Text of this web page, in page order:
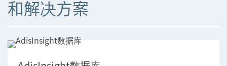
和解决方案